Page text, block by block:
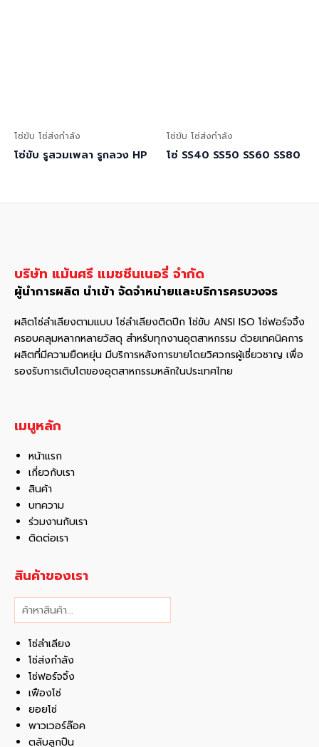
โซ่ขับ โซ่ส่งกำลัง
โซ่ขับ รูสวมเพลา รูกลวง HP
โซ่ขับ โซ่ส่งกำลัง
โซ่ SS40 SS50 SS60 SS80
บริษัท แม้นศรี แมชชีนเนอรี่ จำกัด
ผู้นำการผลิต นำเข้า จัดจำหน่ายและบริการครบวงจร
ผลิตโซ่ลำเลียงตามแบบ โซ่ลำเลียงติดปีก โซ่ขับ ANSI ISO โซ่ฟอร์จจิ้ง
ครอบคลุมหลากหลายวัสดุ สําหรับทุกงานอุตสาหกรรม ด้วยเทคนิคการ
ผลิตที่มีความยืดหยุ่น มีบริการหลังการขายโดยวิศวกรผู้เชี่ยวชาญ เพื่อ
รองรับการเติบโตของอุตสาหกรรมหลักในประเทศไทย
เมนูหลัก
หน้าแรก
เกี่ยวกับเรา
สินค้า
บทความ
ร่วมงานกับเรา
ติดต่อเรา
สินค้าของเรา
ค้นหา
โซ่ลำเลียง
โซ่ส่งกำลัง
โซ่ฟอร์จจิ้ง
เฟืองโซ่
ยอยโซ่
พาวเวอร์ล๊อค
ตลับลูกปืน